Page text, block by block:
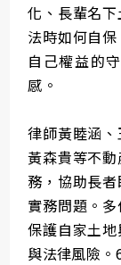
化、長輩名
法時如何自
自己權益的
感。
律師黃睦涵
黃森貴等不
務，協助長
實務問題。
保護自家土
與法律風險